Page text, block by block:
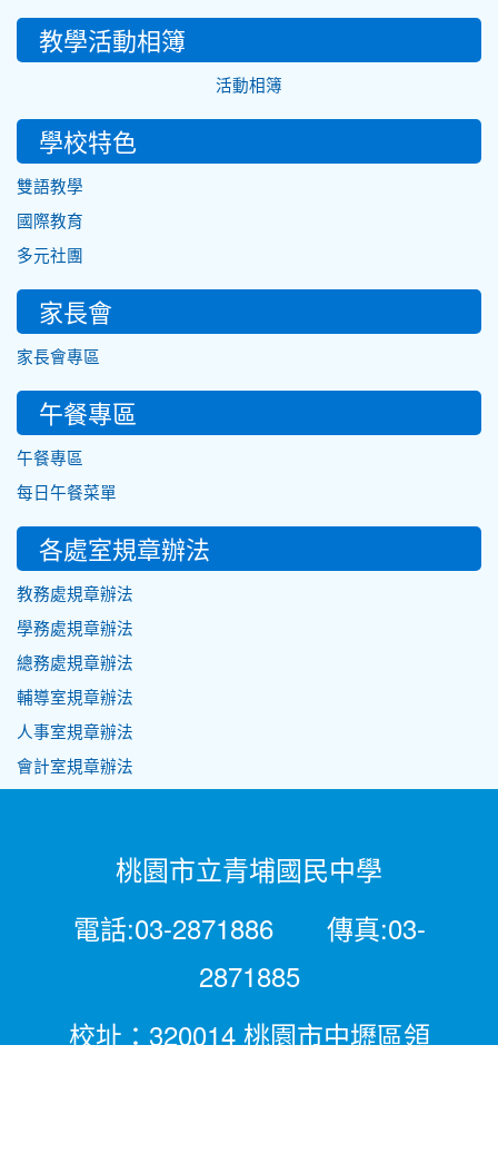
教學活動相簿
活動相簿
學校特色
雙語教學
國際教育
多元社團
家長會
家長會專區
午餐專區
午餐專區
每日午餐菜單
各處室規章辦法
教務處規章辦法
學務處規章辦法
總務處規章辦法
輔導室規章辦法
人事室規章辦法
會計室規章辦法
桃園市立青埔國民中學
電話:03-2871886 傳真:03-
2871885
校址：320014 桃園市中壢區領